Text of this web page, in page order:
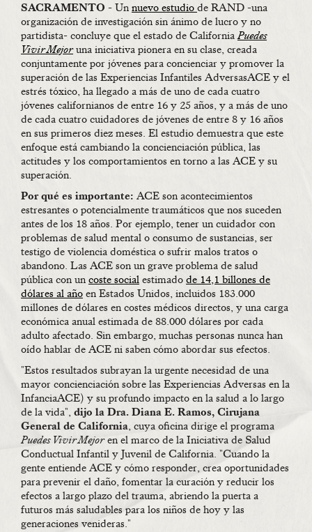
SACRAMENTO - Un nuevo estudio de RAND -una
organización de investigación sin ánimo de lucro y no
partidista- concluye que el estado de CaliforniaPuedes
Vivir Mejoruna iniciativa pionera en su clase, creada
conjuntamente por jóvenes para concienciar y promover la
superación de las Experiencias Infantiles AdversasACE y el
estrés tóxico, ha llegado a más de uno de cada cuatro
jóvenes californianos de entre 16 y 25 años, y a más de uno
de cada cuatro cuidadores de jóvenes de entre 8 y 16 años
en sus primeros diez meses. El estudio demuestra que este
enfoque está cambiando la concienciación pública, las
actitudes y los comportamientos en torno a las ACE y su
superación.
Por qué es importante: ACE son acontecimientos
estresantes o potencialmente traumáticos que nos suceden
antes de los 18 años. Por ejemplo, tener un cuidador con
problemas de salud mental o consumo de sustancias, ser
testigo de violencia doméstica o sufrir malos tratos o
abandono. Las ACE son un grave problema de salud
pública con un coste social estimado de 14,1 billones de
dólares al año en Estados Unidos, incluidos 183.000
millones de dólares en costes médicos directos, y una carga
económica anual estimada de 88.000 dólares por cada
adulto afectado. Sin embargo, muchas personas nunca han
oído hablar de ACE ni saben cómo abordar sus efectos.
"Estos resultados subrayan la urgente necesidad de una
mayor concienciación sobre las Experiencias Adversas en la
InfanciaACE) y su profundo impacto en la salud a lo largo
de la vida", dijo la Dra. Diana E. Ramos, Cirujana
General de California, cuya oficina dirige el programa
Puedes Vivir Mejoren el marco de la Iniciativa de Salud
Conductual Infantil y Juvenil de California. "Cuando la
gente entiende ACE y cómo responder, crea oportunidades
para prevenir el daño, fomentar la curación y reducir los
efectos a largo plazo del trauma, abriendo la puerta a
futuros más saludables para los niños de hoy y las
generaciones venideras."